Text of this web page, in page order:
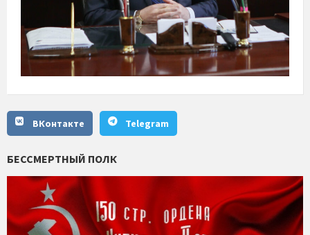
ВКонтакте Telegram
БЕССМЕРТНЫЙ ПОЛК